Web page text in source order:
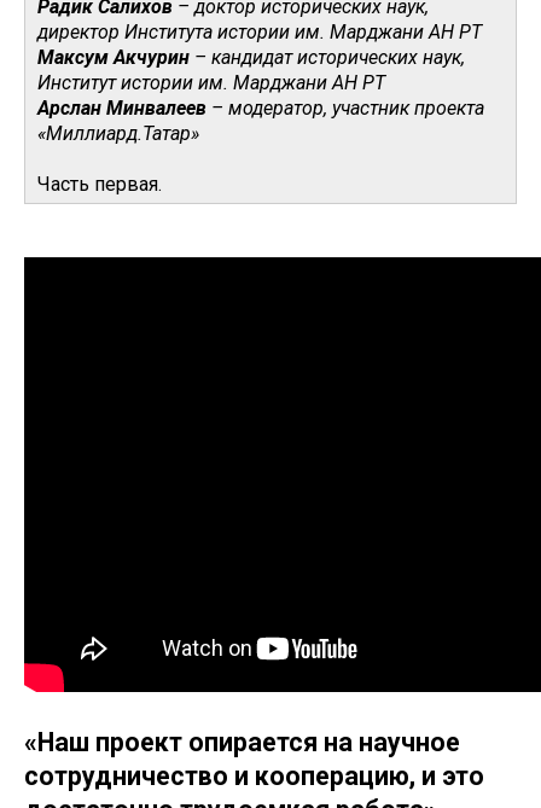
Радик Салихов – доктор исторических наук,
директор Института истории им. Марджани АН РТ
Максум Акчурин – кандидат исторических наук,
Институт истории им. Марджани АН РТ
Арслан Минвалеев – модератор, участник проекта
«Миллиард.Татар»
Часть первая.
«Наш проект опирается на научное
сотрудничество и кооперацию, и это